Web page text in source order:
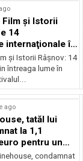
Film şi Istorii
14
internaţionale în
şi Istorii Râşnov: 14
întreaga lume în
ago
tatăl lui
la 1,1
pentru un
condamnat